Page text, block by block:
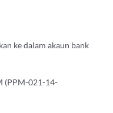
ke dalam akaun bank
(PPM-021-14-